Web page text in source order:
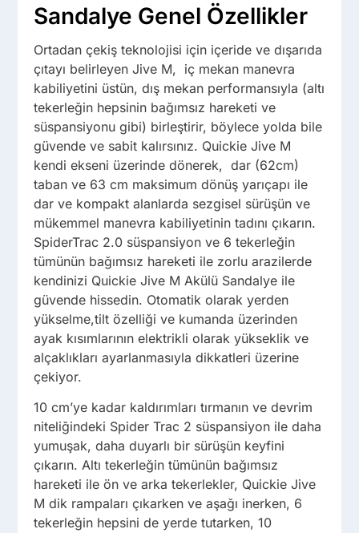
Sandalye Genel Özellikler
Ortadan çekiş teknolojisi için içeride ve dışarıda
çıtayı belirleyen Jive M, iç mekan manevra
kabiliyetini üstün, dış mekan performansıyla (altı
tekerleğin hepsinin bağımsız hareketi ve
süspansiyonu gibi) birleştirir, böylece yolda bile
güvende ve sabit kalırsınız. Quickie Jive M
kendi ekseni üzerinde dönerek, dar (62cm)
taban ve 63 cm maksimum dönüş yarıçapı ile
dar ve kompakt alanlarda sezgisel sürüşün ve
mükemmel manevra kabiliyetinin tadını çıkarın.
SpiderTrac 2.0 süspansiyon ve 6 tekerleğin
tümünün bağımsız hareketi ile zorlu arazilerde
kendinizi Quickie Jive M Akülü Sandalye ile
güvende hissedin. Otomatik olarak yerden
yükselme,tilt özelliği ve kumanda üzerinden
ayak kısımlarının elektrikli olarak yükseklik ve
alçaklıkları ayarlanmasıyla dikkatleri üzerine
çekiyor.
10 cm’ye kadar kaldırımları tırmanın ve devrim
niteliğindeki Spider Trac 2 süspansiyon ile daha
yumuşak, daha duyarlı bir sürüşün keyfini
çıkarın. Altı tekerleğin tümünün bağımsız
hareketi ile ön ve arka tekerlekler, Quickie Jive
M dik rampaları çıkarken ve aşağı inerken, 6
tekerleğin hepsini de yerde tutarken, 10